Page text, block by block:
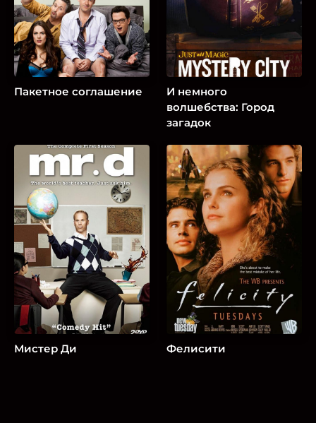
Пакетное соглашение
И немного
волшебства: Город
загадок
Мистер Ди Фелисити